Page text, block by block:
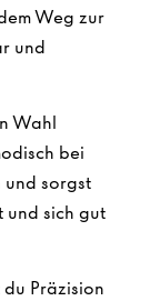
Weg zur
und
Wahl
bei
und sorgst
und sich gut
Präzision